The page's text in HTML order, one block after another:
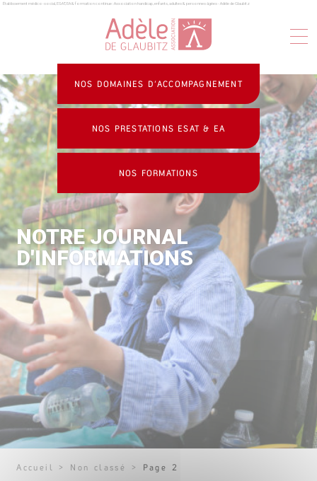
Panneau de gestion des cookies
Établissement médico-social, ESAT, EA & formation continue : Association handicap, enfants, adultes & personnes âgées - Adèle de Glaubitz
NOS DOMAINES D’ACCOMPAGNEMENT
NOS PRESTATIONS ESAT & EA
NOS FORMATIONS
NOTRE JOURNAL
D'INFORMATIONS
Accueil > Non classé > Page 2